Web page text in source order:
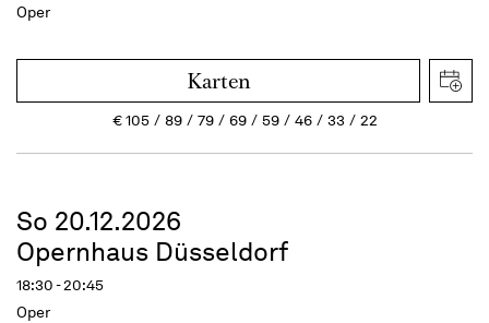
Oper
Karten
€105 89 79 69 59 46 33 22
So 20.12.2026
Opernhaus Düsseldorf
18:30 - 20:45
Oper